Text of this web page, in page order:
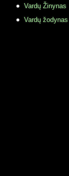
Vardų Žinynas
Vardų